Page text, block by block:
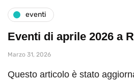
eventi
Eventi di aprile 2026 a
Marzo 31, 2026
Questo articolo è stato